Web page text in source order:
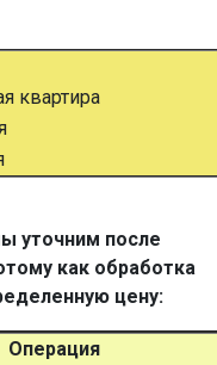
квартира
уточним после
как обработка
цену:
Операция